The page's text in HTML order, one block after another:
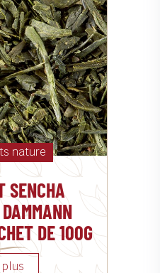
nature
SENCHA
DE 100G